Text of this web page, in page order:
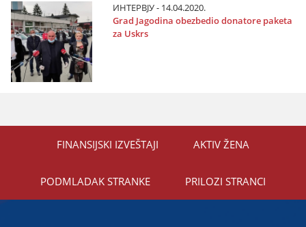
ИНТЕРВЈУ - 14.04.2020.
Grad Јagodina obezbedio donatore paketa
za Uskrs
FINANSIЈSKI IZVEŠTAЈI AKTIV ŽENA
PODMLADAK STRANKE PRILOZI STRANCI